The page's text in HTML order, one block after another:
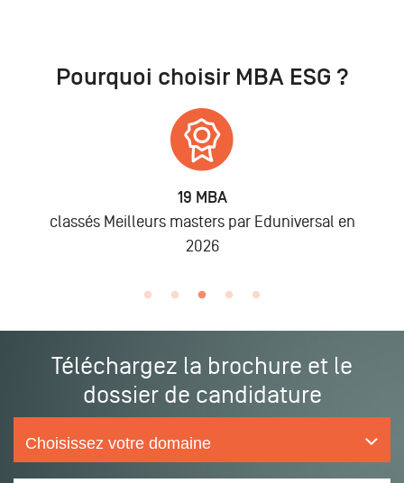
Pourquoi choisir MBA ESG ?
6 875Alumni
lors des promo 2019 à 2025
Téléchargez la brochure et le
dossier de candidature